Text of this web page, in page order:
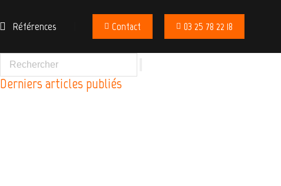
Références Contact 03 25 78 22 18
Derniers articles publiés